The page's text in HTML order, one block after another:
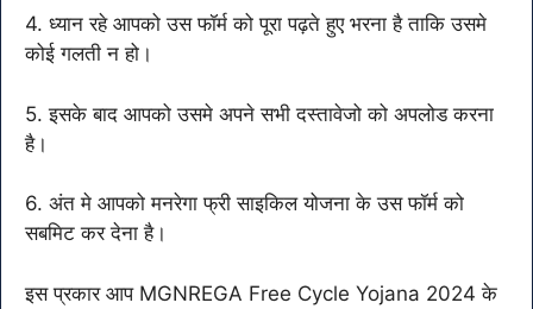
4. ध्यान रहे आपको उस फॉर्म को पूरा पढ़ते हुए भरना है ताकि उसमे
कोई गलती न हो।
5. इसके बाद आपको उसमे अपने सभी दस्तावेजो को अपलोड करना
है।
6. अंत मे आपको मनरेगा फ्री साइकिल योजना के उस फॉर्म को
सबमिट कर देना है।
इस प्रकार आप MGNREGA Free Cycle Yojana 2024 के